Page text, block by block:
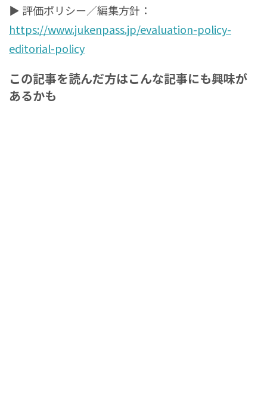
▶ 評価ポリシー／編集方針：
https://www.jukenpass.jp/evaluation-policy-
editorial-policy
この記事を読んだ方はこんな記事にも興味が
あるかも